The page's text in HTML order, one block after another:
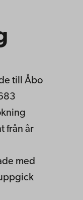
till Åbo
från år
med